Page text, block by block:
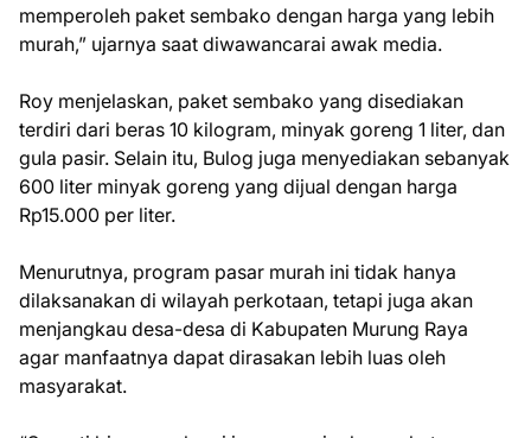
memperoleh paket sembako dengan harga yang lebih
murah,” ujarnya saat diwawancarai awak media.
Roy menjelaskan, paket sembako yang disediakan
terdiri dari beras 10 kilogram, minyak goreng 1 liter, dan
gula pasir. Selain itu, Bulog juga menyediakan sebanyak
600 liter minyak goreng yang dijual dengan harga
Rp15.000 per liter.
Menurutnya, program pasar murah ini tidak hanya
dilaksanakan di wilayah perkotaan, tetapi juga akan
menjangkau desa-desa di Kabupaten Murung Raya
agar manfaatnya dapat dirasakan lebih luas oleh
masyarakat.